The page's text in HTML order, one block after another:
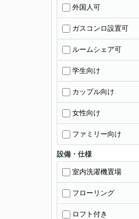
外国人可
ガスコンロ設置可
ルームシェア可
学生向け
カップル向け
女性向け
ファミリー向け
設備・仕様
室内洗濯機置場
フローリング
ロフト付き